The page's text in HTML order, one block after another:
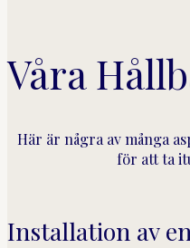
Våra
Här är några av många
för att ta
Installation av